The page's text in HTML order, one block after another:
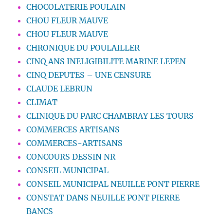
CHOCOLATERIE POULAIN
CHOU FLEUR MAUVE
CHOU FLEUR MAUVE
CHRONIQUE DU POULAILLER
CINQ ANS INELIGIBILITE MARINE LEPEN
CINQ DEPUTES – UNE CENSURE
CLAUDE LEBRUN
CLIMAT
CLINIQUE DU PARC CHAMBRAY LES TOURS
COMMERCES ARTISANS
COMMERCES-ARTISANS
CONCOURS DESSIN NR
CONSEIL MUNICIPAL
CONSEIL MUNICIPAL NEUILLE PONT PIERRE
CONSTAT DANS NEUILLE PONT PIERRE
BANCS